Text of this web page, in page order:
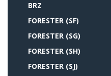
BRZ
FORESTER (SF)
FORESTER (SG)
FORESTER (SH)
FORESTER (SJ)